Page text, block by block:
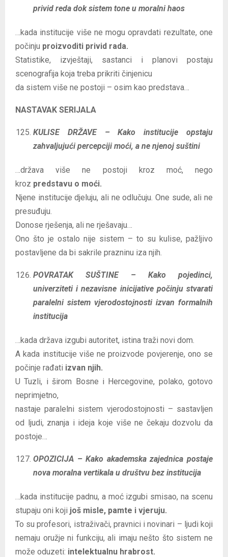
privid reda dok sistem tone u moralni haos
…kada institucije više ne mogu opravdati rezultate, one
počinju proizvoditi privid rada.
Statistike, izvještaji, sastanci i planovi postaju
scenografija koja treba prikriti činjenicu
da sistem više ne postoji – osim kao predstava…
NASTAVAK SERIJALA
KULISE DRŽAVE – Kako institucije opstaju
zahvaljujući percepciji moći, a ne njenoj suštini
…država više ne postoji kroz moć, nego
kroz predstavu o moći.
Njene institucije djeluju, ali ne odlučuju. One sude, ali ne
presuđuju.
Donose rješenja, ali ne rješavaju…
Ono što je ostalo nije sistem – to su kulise, pažljivo
postavljene da bi sakrile prazninu iza njih.
POVRATAK SUŠTINE – Kako pojedinci,
univerziteti i nezavisne inicijative počinju stvarati
paralelni sistem vjerodostojnosti izvan formalnih
institucija
…kada država izgubi autoritet, istina traži novi dom.
A kada institucije više ne proizvode povjerenje, ono se
počinje rađati izvan njih.
U Tuzli, i širom Bosne i Hercegovine, polako, gotovo
neprimjetno,
nastaje paralelni sistem vjerodostojnosti – sastavljen
od ljudi, znanja i ideja koje više ne čekaju dozvolu da
postoje…
OPOZICIJA – Kako akademska zajednica postaje
nova moralna vertikala u društvu bez institucija
…kada institucije padnu, a moć izgubi smisao, na scenu
stupaju oni koji još misle, pamte i vjeruju.
To su profesori, istraživači, pravnici i novinari – ljudi koji
nemaju oružje ni funkciju, ali imaju nešto što sistem ne
može oduzeti: intelektualnu hrabrost.